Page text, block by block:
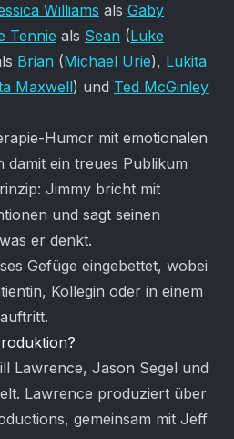
Williams als Gaby
Tennie als Sean (Luke
Brian (Michael Urie), Lukita
Maxwell) und Ted McGinley
Humor mit emotionalen
damit ein treues Publikum
Jimmy bricht mit
und sagt seinen
er denkt.
Gefüge eingebettet, wobei
Kollegin oder in einem
Lawrence, Jason Segel und
Lawrence produziert über
gemeinsam mit Jeff